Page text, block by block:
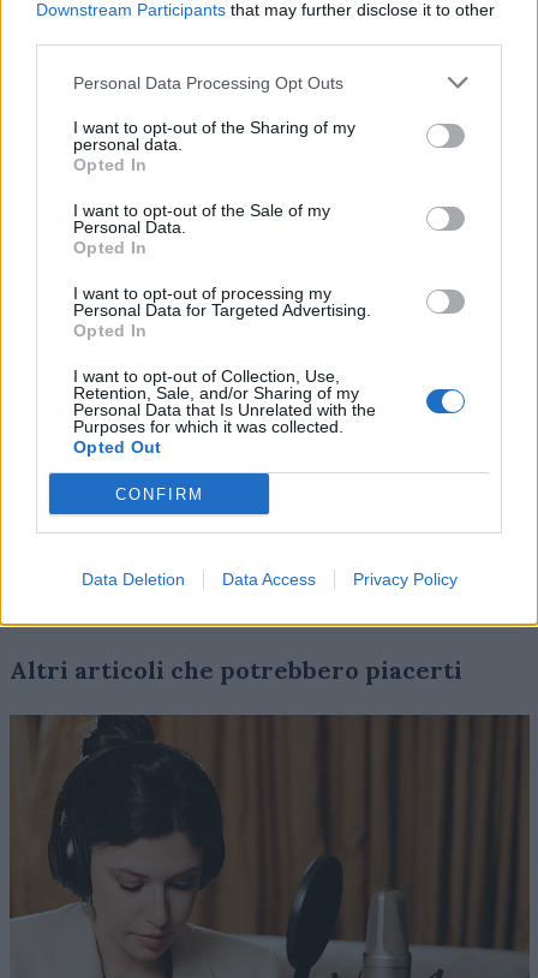
Downstream Participants that may further disclose it to other
Personal Data Processing Opt Outs
I want to opt-out of the Sharing of my
personal data.
Opted In
I want to opt-out of the Sale of my
Personal Data.
Opted In
I want to opt-out of processing my
Personal Data for Targeted Advertising.
Opted In
I want to opt-out of Collection, Use,
Retention, Sale, and/or Sharing of my
Personal Data that Is Unrelated with the
Purposes for which it was collected.
Opted Out
CONFIRM
Data Deletion Data Access Privacy Policy
esprime attraverso un design ben realizzato, eventi
brillanti e servizi intuitivi. Oteh, a sua volta, ha ribadito
l’importanza di vincere ogni pitch e di fornire tutto ciò
di cui i clienti hanno bisogno, ponendosi sul mercato
come unici capaci di farlo. Entrambi i leader hanno
parlato infine senza mezzi termini delle pressioni cui è
sottoposto il settore. “In questo momento, la debolezza
delle entrate è dovuta in parte al fatto che la maggior
parte delle aziende è costretta a trasformare
completamente il proprio modo di lavorare”, ha
affermato Oteh. Droga l’ha messa giù più crudamente:
“Se non possiamo contribuire a creare il nuovo modello,
le piattaforme lo faranno senza di noi”.
FESTIVAL DI CANNES
Altri articoli che potrebbero piacerti